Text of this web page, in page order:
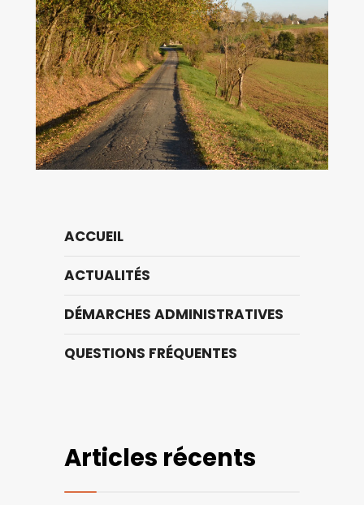
ACCUEIL
ACTUALITÉS
DÉMARCHES ADMINISTRATIVES
QUESTIONS FRÉQUENTES
Articles récents